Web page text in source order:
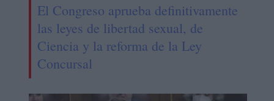
El Congreso aprueba definitivamente
las leyes de libertad sexual, de
Ciencia y la reforma de la Ley
Concursal